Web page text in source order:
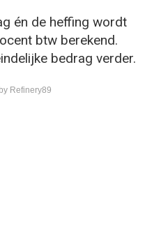
én de heffing wordt
btw berekend.
bedrag verder.
Refinery89